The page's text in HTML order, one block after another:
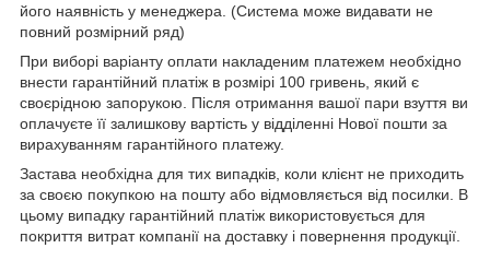
його наявність у менеджера. (Система може видавати не
повний розмірний ряд)
При виборі варіанту оплати накладеним платежем необхідно
внести гарантійний платіж в розмірі 100 гривень, який є
своєрідною запорукою. Після отримання вашої пари взуття ви
оплачуєте її залишкову вартість у відділенні Нової пошти за
вирахуванням гарантійного платежу.
Застава необхідна для тих випадків, коли клієнт не приходить
за своєю покупкою на пошту або відмовляється від посилки. В
цьому випадку гарантійний платіж використовується для
покриття витрат компанії на доставку і повернення продукції.